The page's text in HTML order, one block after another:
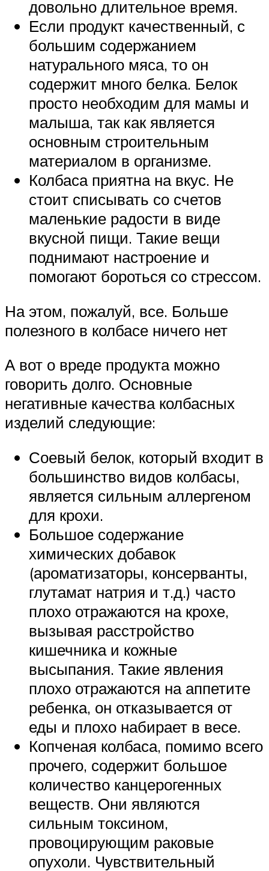
довольно длительное время.
Если продукт качественный, с
большим содержанием
натурального мяса, то он
содержит много белка. Белок
просто необходим для мамы и
малыша, так как является
основным строительным
материалом в организме.
Колбаса приятна на вкус. Не
стоит списывать со счетов
маленькие радости в виде
вкусной пищи. Такие вещи
поднимают настроение и
помогают бороться со стрессом.
На этом, пожалуй, все. Больше
полезного в колбасе ничего нет
А вот о вреде продукта можно
говорить долго. Основные
негативные качества колбасных
изделий следующие:
Соевый белок, который входит в
большинство видов колбасы,
является сильным аллергеном
для крохи.
Большое содержание
химических добавок
(ароматизаторы, консерванты,
глутамат натрия и т.д.) часто
плохо отражаются на крохе,
вызывая расстройство
кишечника и кожные
высыпания. Такие явления
плохо отражаются на аппетите
ребенка, он отказывается от
еды и плохо набирает в весе.
Копченая колбаса, помимо всего
прочего, содержит большое
количество канцерогенных
веществ. Они являются
сильным токсином,
провоцирующим раковые
опухоли. Чувствительный